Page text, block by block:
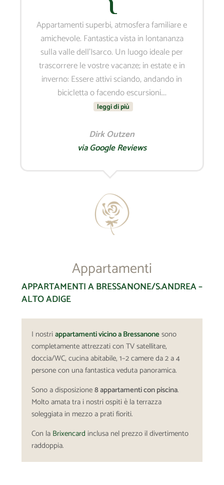
Appartamenti superbi, atmosfera familiare e
amichevole. Fantastica vista in lontananza
sulla valle dell’Isarco. Un luogo ideale per
trascorrere le vostre vacanze; in estate e in
inverno: Essere attivi sciando, andando in
bicicletta o facendo escursioni….
leggi di più
Dirk Outzen
via Google Reviews
Appartamenti
APPARTAMENTI A BRESSANONE/S.ANDREA –
ALTO ADIGE
I nostriappartamenti vicino a Bressanonesono
completamente attrezzati con TV satellitare,
doccia/WC, cucina abitabile, 1–2 camere da 2 a 4
persone con una fantastica veduta panoramica.
Sono a disposizione8 appartamenti con piscina.
Molto amata tra i nostri ospiti è la terrazza
soleggiata in mezzo a prati fioriti.
Con la Brixencard inclusa nel prezzo il divertimento
raddoppia.